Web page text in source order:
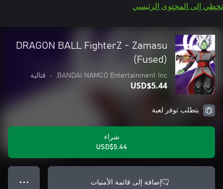
تخطي إلى المحتوى الرئيسي
DRAGON BALL FighterZ - Zamasu
(Fused)
BANDAI NAMCO Entertainment Inc.
• قتالية
USD$5.44
يتطلب توفر لعبة
شراء
USD$5.44
إضافة إلى قائمة الأمنيات ● ● ●